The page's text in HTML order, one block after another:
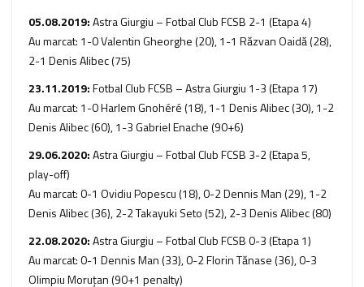
05.08.2019:Astra Giurgiu – Fotbal Club FCSB 2-1 (Etapa 4)
Au marcat: 1-0 Valentin Gheorghe (20), 1-1 Răzvan Oaidă (28),
2-1 Denis Alibec (75)
23.11.2019:Fotbal Club FCSB – Astra Giurgiu 1-3 (Etapa 17)
Au marcat: 1-0 Harlem Gnohéré (18), 1-1 Denis Alibec (30), 1-2
Denis Alibec (60), 1-3 Gabriel Enache (90+6)
29.06.2020:Astra Giurgiu – Fotbal Club FCSB 3-2 (Etapa 5,
play-off)
Au marcat: 0-1 Ovidiu Popescu (18), 0-2 Dennis Man (29), 1-2
Denis Alibec (36), 2-2 Takayuki Seto (52), 2-3 Denis Alibec (80)
22.08.2020:Astra Giurgiu – Fotbal Club FCSB 0-3 (Etapa 1)
Au marcat: 0-1 Dennis Man (33), 0-2 Florin Tănase (36), 0-3
Olimpiu Moruţan (90+1 penalty)